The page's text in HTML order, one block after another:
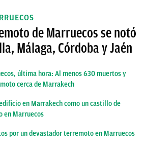
de Marruecos se notó
Málaga, Córdoba y Jaén
última hora: Al menos 630 muertos y
cerca de Marrakech
en Marrakech como un castillo de
en Marruecos
por un devastador terremoto en Marruecos